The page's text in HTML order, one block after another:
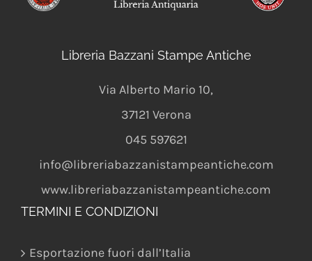
Libreria Bazzani Stampe Antiche
Via Alberto Mario 10,
37121 Verona
045 597621
info@libreriabazzanistampeantiche.com
www.libreriabazzanistampeantiche.com
TERMINI E CONDIZIONI
Esportazione fuori dall’Italia